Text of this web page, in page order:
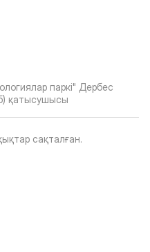
паркі" Дербес
қатысушысы
сақталған.